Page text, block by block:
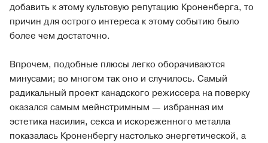
добавить к этому культовую репутацию Кроненберга, то
причин для острого интереса к этому событию было
более чем достаточно.
Впрочем, подобные плюсы легко оборачиваются
минусами; во многом так оно и случилось. Самый
радикальный проект канадского режиссера на поверку
оказался самым мейнстримным — избранная им
эстетика насилия, секса и искореженного металла
показалась Кроненбергу настолько энергетической, а